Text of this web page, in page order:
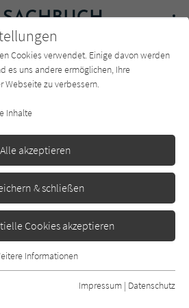
Charts Newsletter
auf Sachbuch-Couch.de - alle
Beiträge.
im September 2021
Cookies verwendet. Einige davon werden
es uns andere ermöglichen, Ihre
Webseite zu verbessern.
Inhalte
Alle akzeptieren
& schließen
Cookies akzeptieren
für grundlegende Funktionen der
ist gewährleistet, dass die Webseite
Informationen
Impressum | Datenschutz